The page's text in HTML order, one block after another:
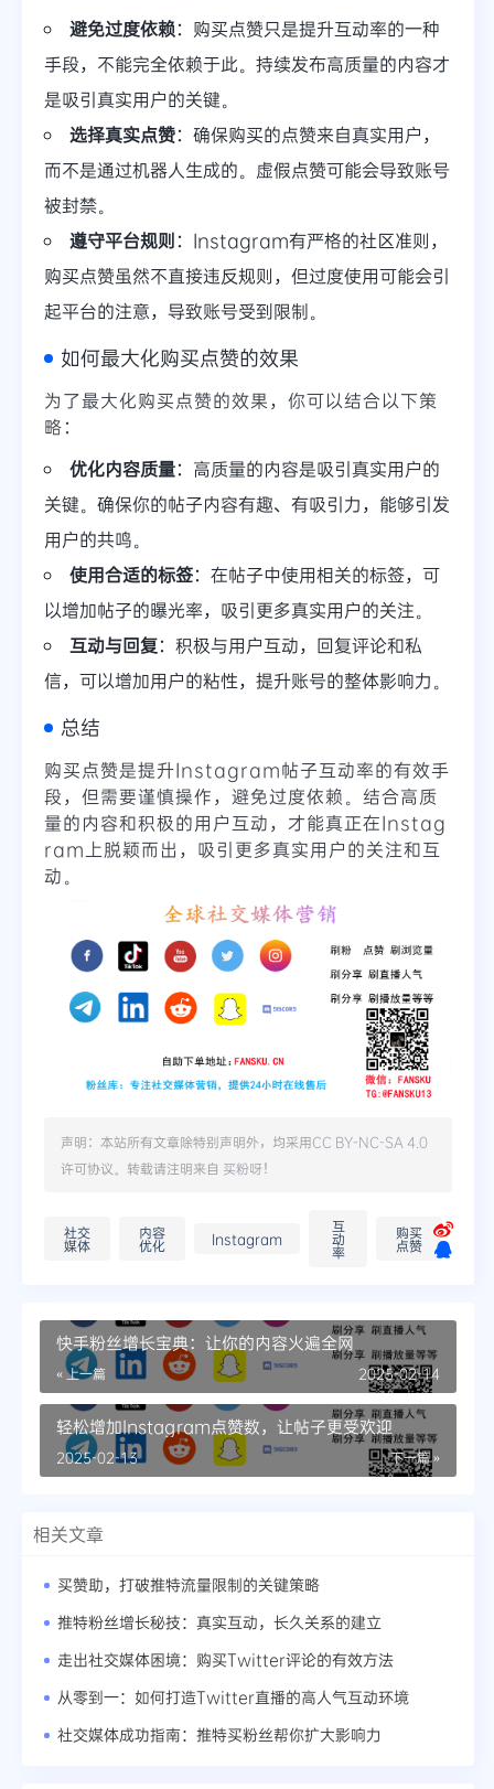
避免过度依赖：购买点赞只是提升互动率的一种
手段，不能完全依赖于此。持续发布高质量的内容才
是吸引真实用户的关键。
选择真实点赞：确保购买的点赞来自真实用户，
而不是通过机器人生成的。虚假点赞可能会导致账号
被封禁。
遵守平台规则：Instagram有严格的社区准则，
购买点赞虽然不直接违反规则，但过度使用可能会引
起平台的注意，导致账号受到限制。
如何最大化购买点赞的效果
为了最大化购买点赞的效果，你可以结合以下策
略：
优化内容质量：高质量的内容是吸引真实用户的
关键。确保你的帖子内容有趣、有吸引力，能够引发
用户的共鸣。
使用合适的标签：在帖子中使用相关的标签，可
以增加帖子的曝光率，吸引更多真实用户的关注。
互动与回复：积极与用户互动，回复评论和私
信，可以增加用户的粘性，提升账号的整体影响力。
总结
购买点赞是提升Instagram帖子互动率的有效手
段，但需要谨慎操作，避免过度依赖。结合高质
量的内容和积极的用户互动，才能真正在Instag
ram上脱颖而出，吸引更多真实用户的关注和互
动。
声明：本站所有文章除特别声明外，均采用CC BY-NC-SA 4.0
许可协议。转载请注明来自 买粉呀！
社交
媒体
内容
优化 Instagram
互
动
率
购买
点赞
快手粉丝增长宝典：让你的内容火遍全网
« 上一篇 2025-02-14
轻松增加Instagram点赞数，让帖子更受欢迎
下一篇 »
2025-02-13
相关文章
买赞助，打破推特流量限制的关键策略
推特粉丝增长秘技：真实互动，长久关系的建立
走出社交媒体困境：购买Twitter评论的有效方法
从零到一：如何打造Twitter直播的高人气互动环境
社交媒体成功指南：推特买粉丝帮你扩大影响力